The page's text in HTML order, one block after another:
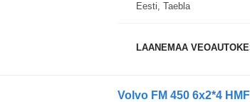
Eesti, Taebla
LAANEMAA
Volvo FM 450 6x2*4